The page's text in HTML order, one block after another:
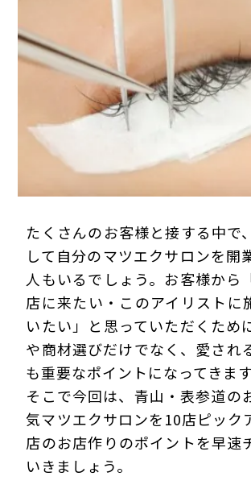
プライバシーポリシー
たくさんのお客様と接する中で
して自分のマツエクサロンを開
人もいるでしょう。お客様から
店に来たい・このアイリストに
いたい」と思っていただくため
や商材選びだけでなく、愛され
も重要なポイントになってきます
そこで今回は、青山・表参道の
気マツエクサロンを10店ピック
店のお店作りのポイントを早速
いきましょう。